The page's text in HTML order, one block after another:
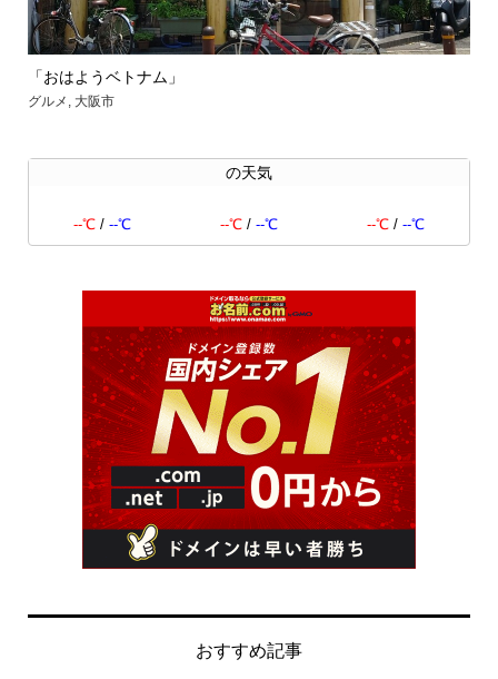
「おはようベトナム」
グルメ , 大阪市
の天気
--℃/ --℃ --℃/ --℃ --℃ /--℃
おすすめ記事